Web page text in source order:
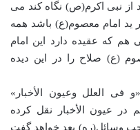
از نبی اکرم(ص) نگاه کند می
امام معصوم(ع) باشد همه
که عقیده دارد این امام
(ع) صلاح را در این دیده
العلل وعیون الأخبار»
عیون الأخبار نقل کرده
وسائل(ره) بعد خواهد گفت